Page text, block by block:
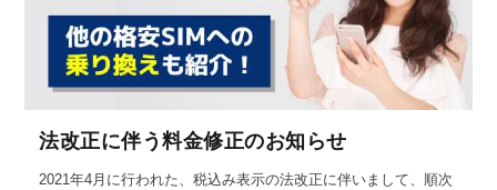
法改正に伴う料金修正のお知らせ
2021年4月に行われた、税込み表示の法改正に伴いまして、順次